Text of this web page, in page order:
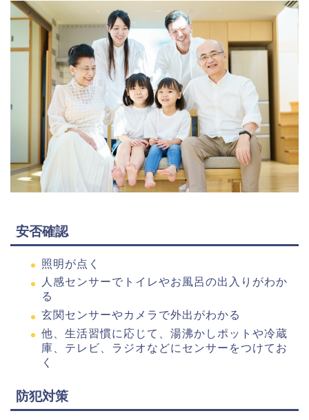
安否確認
照明が点く
人感センサーでトイレやお風呂の出入りがわか
る
玄関センサーやカメラで外出がわかる
他、生活習慣に応じて、湯沸かしポットや冷蔵
庫、テレビ、ラジオなどにセンサーをつけてお
く
防犯対策